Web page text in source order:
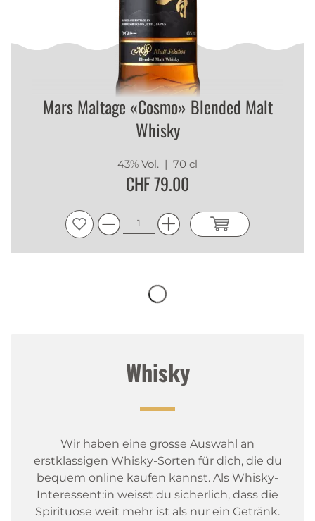
Mars Maltage «Cosmo» Blended Malt
Whisky
43% Vol. | 70 cl
CHF 79.00
Whisky
Wir haben eine grosse Auswahl an
erstklassigen Whisky-Sorten für dich, die du
bequem online kaufen kannst. Als Whisky-
Interessent:in weisst du sicherlich, dass die
Spirituose weit mehr ist als nur ein Getränk.